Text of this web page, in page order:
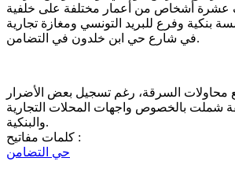
عشرة أشخاص من أعمار مختلفة على خلفية
بنكية وفرع للبريد التونسي ومغازة تجارية
في شارع حي ابن خلدون في التضامن.
محاولات السرقة، رغم تسجيل بعض الأضرار
شملت بالخصوص واجهات المحلات التجارية
والبنكية.
كلمات مفاتيح :
حي التضامن